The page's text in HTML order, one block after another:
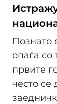
Познато
опаѓа со
првите
често се